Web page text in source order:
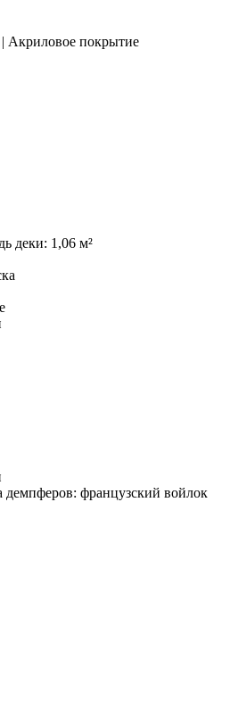
Акриловое покрытие
деки: 1,06 м²
французский войлок